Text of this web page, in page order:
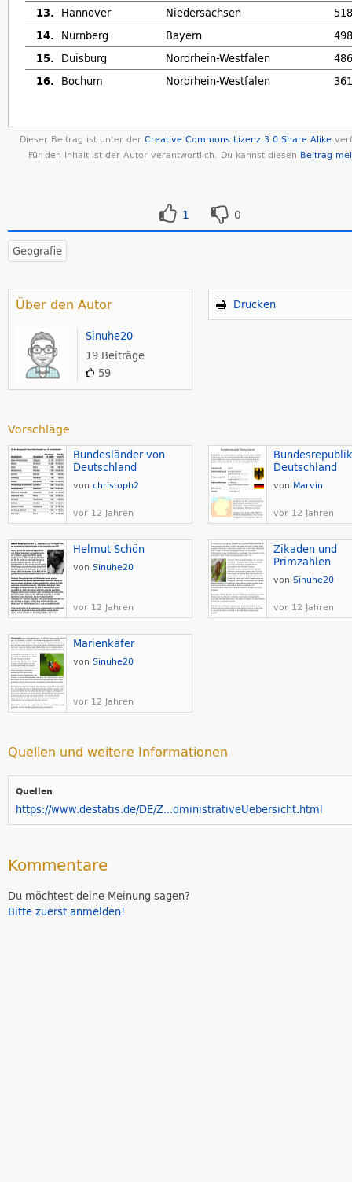
13. Hannover Niedersachsen
14. Nürnberg Bayern
15. Duisburg Nordrhein-Westfalen
16. Bochum Nordrhein-Westfalen
Dieser Beitrag ist unter der Creative Commons Lizenz 3.0 Share Alike
Für den Inhalt ist der Autor verantwortlich. Du kannst diesen Beitrag
1 0
Geografie
Drucken
Über den Autor
Sinuhe20
19 Beiträge
59
Vorschläge
Bundesländer von
Deutschland
von christoph2
vor 12 Jahren
Bundesrepublik
Deutschland
von Marvin
vor 12 Jahren
Helmut Schön
von Sinuhe20
vor 12 Jahren
Zikaden und
Primzahlen
von Sinuhe20
vor 12 Jahren
Marienkäfer
von Sinuhe20
vor 12 Jahren
Quellen und weitere Informationen
Quellen
https://www.destatis.de/DE/Z...dministrativeUebersicht.html
Kommentare
Du möchtest deine Meinung sagen?
Bitte zuerst anmelden!